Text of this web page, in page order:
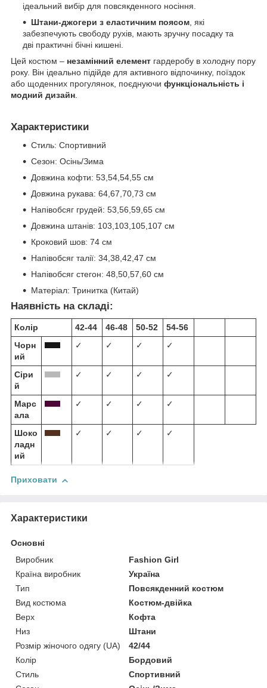
ідеальний вибір для повсякденного носіння.
Штани-джогери з еластичним поясом , які
забезпечують свободу рухів, мають зручну посадку та
дві практичні бічні кишені.
Цей костюм – незамінний елемент гардеробу в холодну пору
року. Він ідеально підійде для активного відпочинку, поїздок
або щоденних прогулянок, поєднуючи функціональність і
модний дизайн
Характеристики
Стиль: Спортивний
Сезон: Осінь/Зима
Довжина кофти: 53,54,54,55 см
Довжина рукава: 64,67,70,73 см
Напівобсяг грудей: 53,56,59,65 см
Довжина штанів: 103,103,105,107 см
Кроковий шов: 74 см
Напівобсяг талії: 34,38,42,47 см
Напівобсяг стегон: 48,50,57,60 см
Матеріал: Тринитка (Китай)
Наявність на складі:
Колір 42-44 46-48 50-52
54-56
Чорн
ий
✓ ✓ ✓ ✓
Сіри
й
✓ ✓ ✓ ✓
Марс
ала
✓ ✓ ✓ ✓
Шоко
ладн
ий
✓ ✓ ✓ ✓
Приховати
Характеристики
Основні
Виробник
Fashion Girl
Країна виробник
Україна
Тип
Повсякденний костюм
Вид костюма
Костюм-двійка
Верх
Кофта
Низ
Штани
Розмір жіночого одягу (UA)
42/44
Колір
Бордовий
Стиль
Спортивний